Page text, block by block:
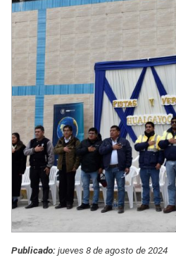
Publicado:jueves 8 de agosto de 2024